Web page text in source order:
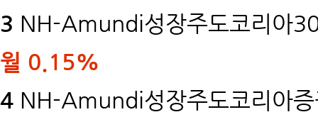
3 NH-Amundi성장주도코리아
월 0.15%
4 NH-Amundi성장주도코리아